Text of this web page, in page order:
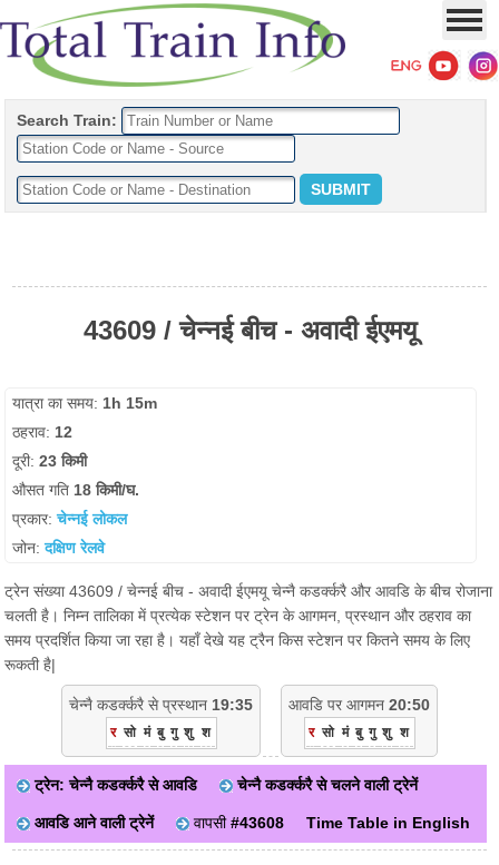
Search Train:
43609 / चेन्नई बीच - अवादी ईएमयू
यात्रा का समय: 1h 15m
ठहराव: 12
दूरी:23 किमी
औसत गति 18 किमी/घ.
प्रकार:चेन्नई लोकल
जोन:दक्षिण रेलवे
ट्रेन संख्या 43609 / चेन्नई बीच - अवादी ईएमयू चेन्नै कडर्क्करै और आवडि के बीच रोजाना
चलती है। निम्न तालिका में प्रत्येक स्टेशन पर ट्रेन के आगमन, प्रस्थान और ठहराव का
समय प्रदर्शित किया जा रहा है। यहाँ देखे यह ट्रैन किस स्टेशन पर कितने समय के लिए
रूकती है|
चेन्नै कडर्क्करै से प्रस्थान 19:35
र सो मं बु गु शु श
आवडि पर आगमन 20:50
र सो मं बु गु शु श
ट्रेन: चेन्नै कडर्क्करै से आवडि चेन्नै कडर्क्करै से चलने वाली ट्रेनें
आवडि आने वाली ट्रेनें वापसी#43608 Time Table in English